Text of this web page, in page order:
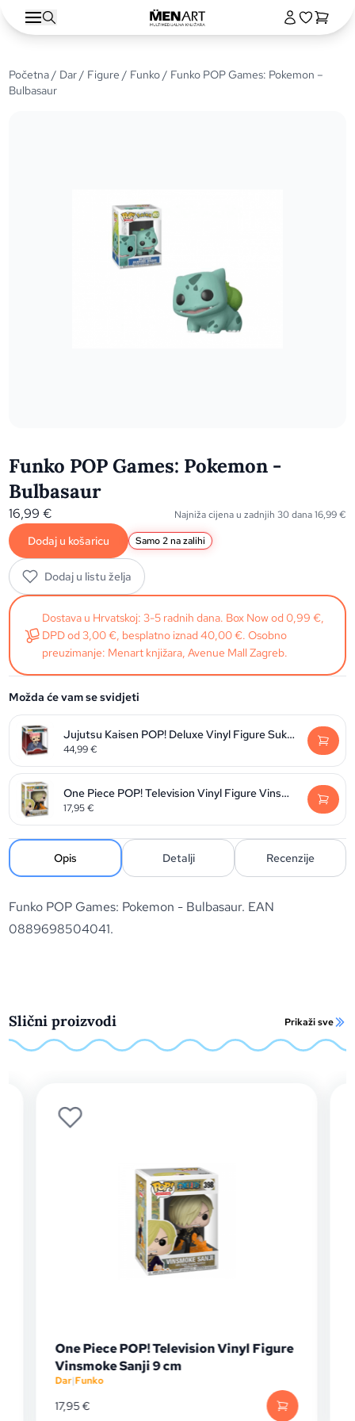
Početna/ Dar/ Figure / Funko/ Funko POP Games: Pokemon –
Bulbasaur
Funko POP Games: Pokemon -
Bulbasaur
16,99€ Najniža cijena u zadnjih 30 dana16,99€
Dodaj u košaricu Samo 2 na zalihi
Dodaj u listu želja
Dostava u Hrvatskoj: 3-5 radnih dana. Box Now od 0,99 €,
DPD od 3,00 €, besplatno iznad 40,00 €. Osobno
preuzimanje: Menart knjižara, Avenue Mall Zagreb.
Možda će vam se svidjeti
Jujutsu Kaisen POP! Deluxe Vinyl Figure Sukuna 9 cm
44,99€
One Piece POP! Television Vinyl Figure Vinsmoke Sanji 9 cm
17,95€
Opis Detalji Recenzije
Funko POP Games: Pokemon - Bulbasaur. EAN
0889698504041.
Slični proizvodi Prikaži sve
One Piece POP! Television Vinyl Figure
Vinsmoke Sanji 9 cm
Dar|Funko
17,95€